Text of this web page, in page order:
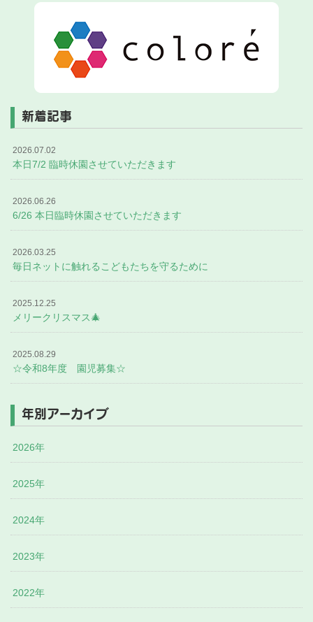
新着記事
2026.07.02
本日7/2 臨時休園させていただきます
2026.06.26
6/26 本日臨時休園させていただきます
2026.03.25
毎日ネットに触れるこどもたちを守るために
2025.12.25
メリークリスマス🎄
2025.08.29
☆令和8年度 園児募集☆
年別アーカイブ
2026年
2025年
2024年
2023年
2022年